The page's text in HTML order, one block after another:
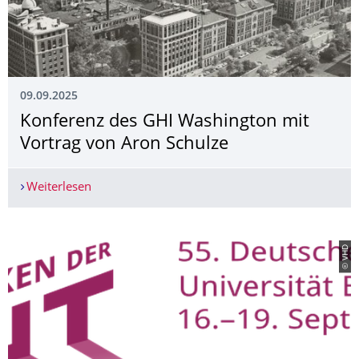
09.09.2025
Konferenz des GHI Washington mit
Vortrag von Aron Schulze
Weiterlesen
© VHD